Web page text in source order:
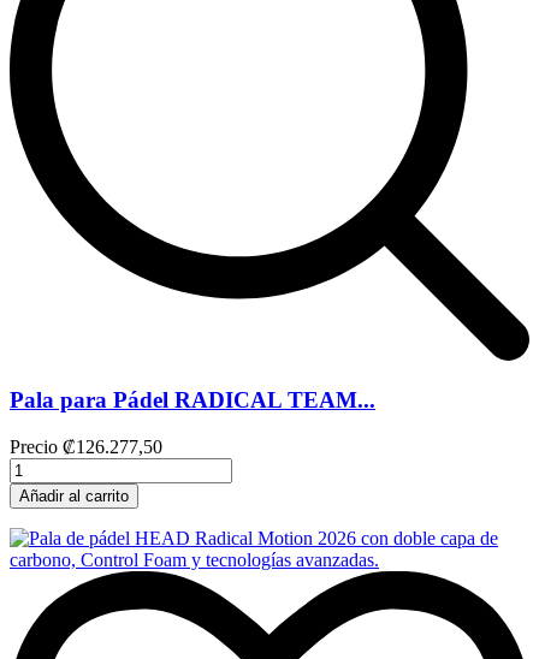
Pala para Pádel RADICAL TEAM...
Precio ₡126.277,50
Añadir al carrito